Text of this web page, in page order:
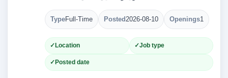
TypeFull-Time Posted2026-08-10 Openings1
Location Job type
Posted date